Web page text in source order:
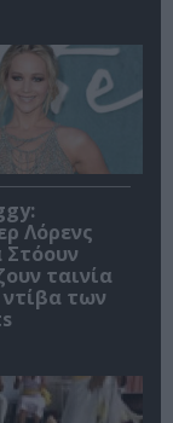
Λόρενς
Στόουν
ταινία
ντίβα των